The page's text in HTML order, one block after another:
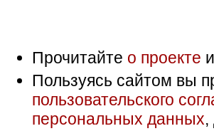
Прочитайте о проекте
Пользуясь сайтом вы
пользовательского
персональных данных,